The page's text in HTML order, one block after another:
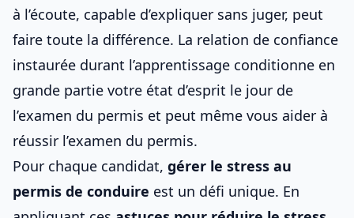
à l’écoute, capable d’expliquer sans juger, peut
faire toute la différence. La relation de confiance
instaurée durant l’apprentissage conditionne en
grande partie votre état d’esprit le jour de
l’examen du permis et peut même vous aider à
réussir l’examen du permis.
Pour chaque candidat, gérer le stress au
permis de conduire est un défi unique. En